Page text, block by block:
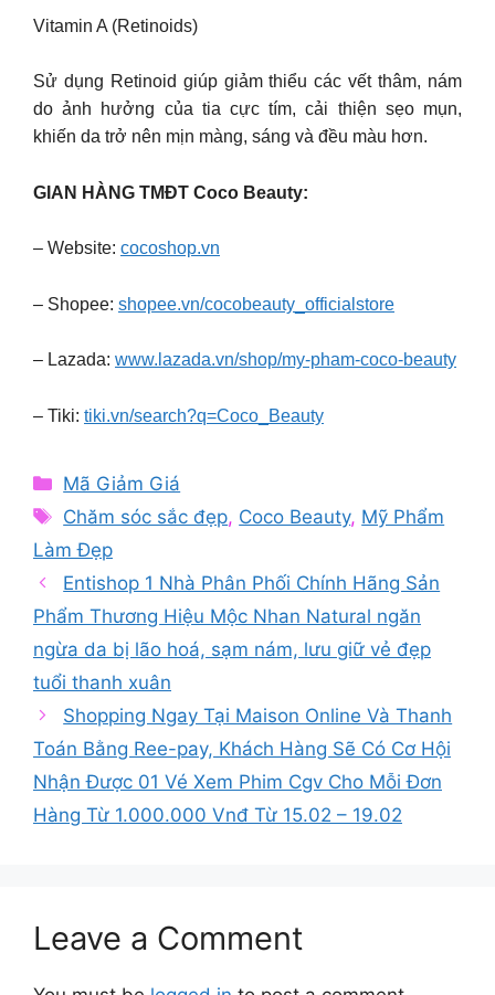
Vitamin A (Retinoids)
Sử dụng Retinoid giúp giảm thiểu các vết thâm, nám
do ảnh hưởng của tia cực tím, cải thiện sẹo mụn,
khiến da trở nên mịn màng, sáng và đều màu hơn.
GIAN HÀNG TMĐT Coco Beauty:
– Website: cocoshop.vn
– Shopee: shopee.vn/cocobeauty_officialstore
– Lazada: www.lazada.vn/shop/my-pham-coco-beauty
– Tiki: tiki.vn/search?q=Coco_Beauty
Categories
Mã Giảm Giá
Tags
Chăm sóc sắc đẹp, Coco Beauty, Mỹ Phẩm
Làm Đẹp
Entishop 1 Nhà Phân Phối Chính Hãng Sản
Phẩm Thương Hiệu Mộc Nhan Natural ngăn
ngừa da bị lão hoá, sạm nám, lưu giữ vẻ đẹp
tuổi thanh xuân
Shopping Ngay Tại Maison Online Và Thanh
Toán Bằng Ree-pay, Khách Hàng Sẽ Có Cơ Hội
Nhận Được 01 Vé Xem Phim Cgv Cho Mỗi Đơn
Hàng Từ 1.000.000 Vnđ Từ 15.02 – 19.02
Leave a Comment